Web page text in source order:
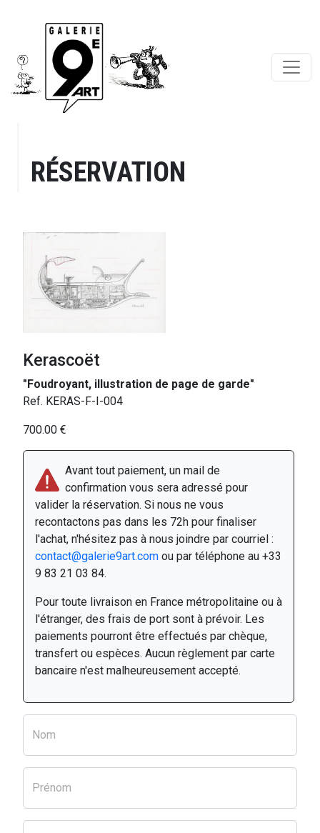
RÉSERVATION
Kerascoët
"Foudroyant, illustration de page de garde"
Ref. KERAS-F-I-004
700.00 €
Avant tout paiement, un mail de
confirmation vous sera adressé pour
valider la réservation. Si nous ne vous
recontactons pas dans les 72h pour finaliser
l'achat, n'hésitez pas à nous joindre par courriel :
contact@galerie9art.com ou par téléphone au +33
9 83 21 03 84.
Pour toute livraison en France métropolitaine ou à
l'étranger, des frais de port sont à prévoir. Les
paiements pourront être effectués par chèque,
transfert ou espèces. Aucun règlement par carte
bancaire n'est malheureusement accepté.
Nom
Prénom